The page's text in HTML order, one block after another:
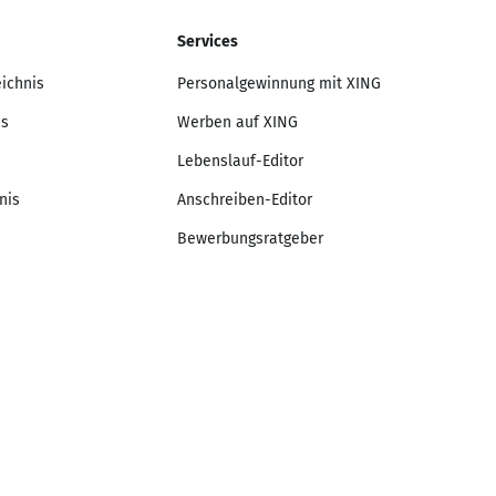
Services
Personalgewinnung mit XING
Werben auf XING
Lebenslauf-Editor
Anschreiben-Editor
Bewerbungsratgeber